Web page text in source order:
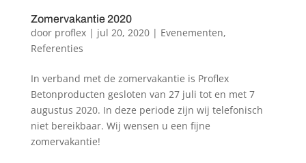
Zomervakantie 2020
door proflex| jul 20, 2020| Evenementen,
Referenties
In verband met de zomervakantie is Proflex
Betonproducten gesloten van 27 juli tot en met 7
augustus 2020. In deze periode zijn wij telefonisch
niet bereikbaar. Wij wensen u een fijne
zomervakantie!